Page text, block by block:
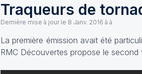
Traqueurs de
Dernière mise à jour le 8 Janv. 2016 à à
La première émission avait été
RMC Découvertes propose le